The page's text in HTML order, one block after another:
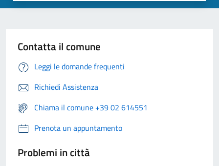
Contatta il comune
Leggi le domande frequenti
Richiedi Assistenza
Chiama il comune +39 02 614551
Prenota un appuntamento
Problemi in città